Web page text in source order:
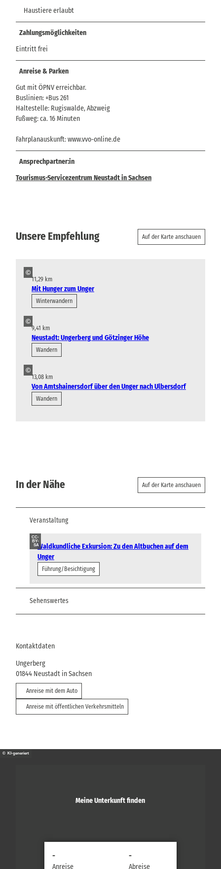
Haustiere erlaubt
Zahlungsmöglichkeiten
Eintritt frei
Anreise & Parken
Gut mit ÖPNV erreichbar.
Buslinien: +Bus 261
Haltestelle: Rugiswalde, Abzweig
Fußweg: ca. 16 Minuten
Fahrplanauskunft: www.vvo-online.de
Ansprechpartner:in
Tourismus-Servicezentrum Neustadt in Sachsen
Unsere Empfehlung Auf der Karte anschauen
©
11,29 km
Mit Hunger zum Unger
Winterwandern
©
9,41 km
Neustadt: Ungerberg und Götzinger Höhe
Wandern
©
13,08 km
Von Amtshainersdorf über den Unger nach Ulbersdorf
Wandern
In der Nähe Auf der Karte anschauen
Veranstaltung
CC-
BY-
SAWaldkundliche Exkursion: Zu den Altbuchen auf dem
Unger
Führung/Besichtigung
Sehenswertes
Kontaktdaten
Ungerberg
01844 Neustadt in Sachsen
Anreise mit dem Auto
Anreise mit öffentlichen Verkehrsmitteln
© KI-generiert
Meine Unterkunft finden
Anreise
-
Abreise
-